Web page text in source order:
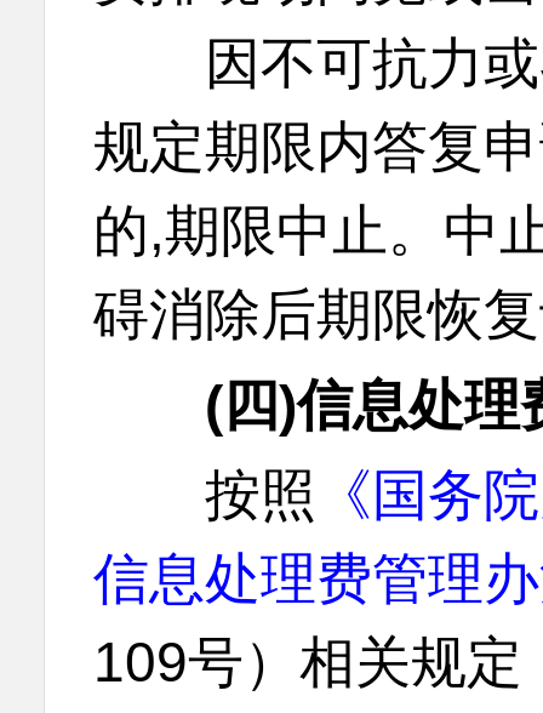
因不可抗力或
规定期限内答复
的,期限中止。中
碍消除后期限恢
(四)信息处理
按照 《国务
信息处理费管理
109号）相关规